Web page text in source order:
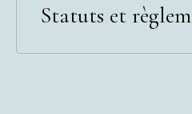
Statuts et